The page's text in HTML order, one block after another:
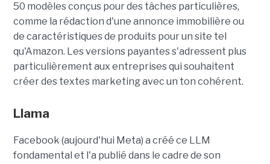
50 modèles conçus pour des tâches particulières,
comme la rédaction d'une annonce immobilière ou
de caractéristiques de produits pour un site tel
qu'Amazon. Les versions payantes s'adressent plus
particulièrement aux entreprises qui souhaitent
créer des textes marketing avec un ton cohérent.
Llama
Facebook (aujourd'hui Meta) a créé ce LLM
fondamental et l'a publié dans le cadre de son